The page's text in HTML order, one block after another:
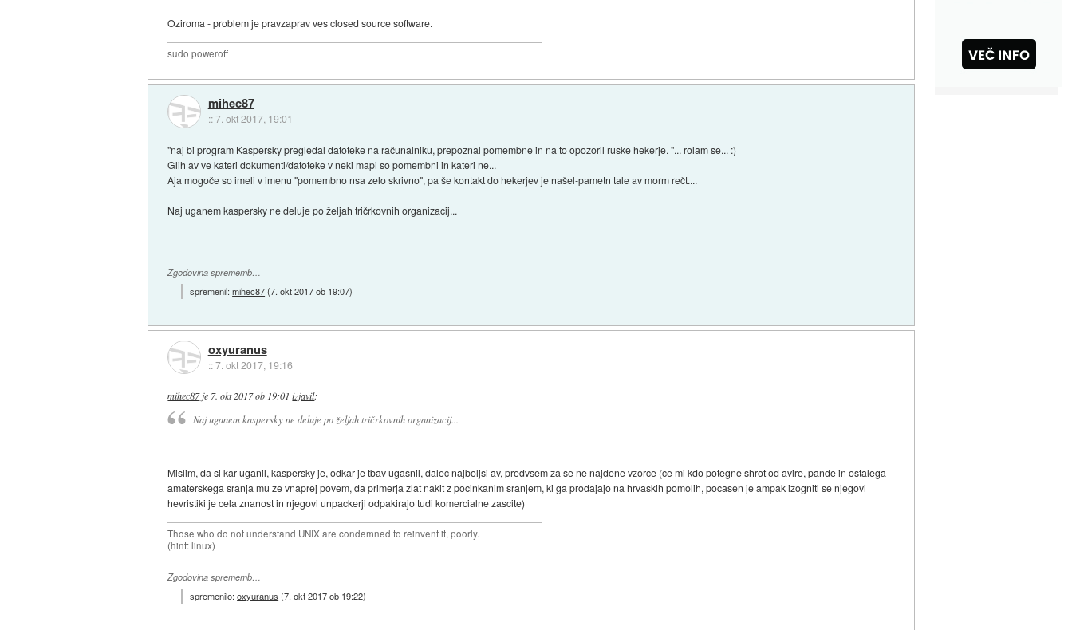
Oziroma - problem je pravzaprav ves closed source software.
sudo poweroff
mihec87
::7. okt 2017, 19:01
"naj bi program Kaspersky pregledal datoteke na računalniku, prepoznal pomembne in na to opozoril ruske hekerje. "... rolam se... :)
Glih av ve kateri dokumenti/datoteke v neki mapi so pomembni in kateri ne...
Aja mogoče so imeli v imenu "pomembno nsa zelo skrivno", pa še kontakt do hekerjev je našel-pametn tale av morm rečt....
Naj uganem kaspersky ne deluje po željah tričrkovnih organizacij...
Zgodovina sprememb…
spremenil:mihec87(7. okt 2017 ob 19:07)
oxyuranus
::7. okt 2017, 19:16
mihec87je 7. okt 2017 ob 19:01 izjavil:
Naj uganem kaspersky ne deluje po željah tričrkovnih organizacij...
Mislim, da si kar uganil, kaspersky je, odkar je tbav ugasnil, dalec najboljsi av, predvsem za se ne najdene vzorce (ce mi kdo potegne shrot od avire, pande in ostalega
amaterskega sranja mu ze vnaprej povem, da primerja zlat nakit z pocinkanim sranjem, ki ga prodajajo na hrvaskih pomolih, pocasen je ampak izogniti se njegovi
hevristiki je cela znanost in njegovi unpackerji odpakirajo tudi komercialne zascite)
Those who do not understand UNIX are condemned to reinvent it, poorly.
(hint: linux)
Zgodovina sprememb…
spremenilo:oxyuranus (7. okt 2017 ob 19:22)